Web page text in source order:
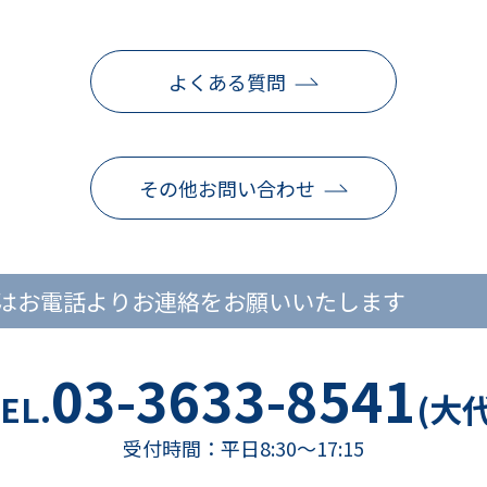
よくある質問
その他お問い合わせ
お電話よりお連絡をお願いいたします
03-3633-8541(大
受付時間：平日8:30～17:15